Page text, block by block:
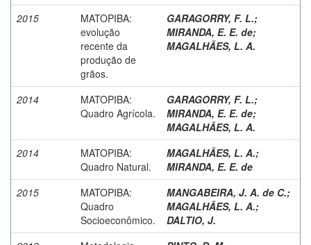
2015
MATOPIBA:
evolução
recente da
produção de
grãos.
GARAGORRY, F. L.;
MIRANDA, E. E. de;
MAGALHÃES, L. A.
2014
MATOPIBA:
Quadro Agrícola.
GARAGORRY, F. L.;
MIRANDA, E. E. de;
MAGALHÃES, L. A.
2014
MATOPIBA:
Quadro Natural.
MAGALHÃES, L. A.;
MIRANDA, E. E. de
2015
MATOPIBA:
Quadro
Socioeconômico.
MANGABEIRA, J. A. de C.;
MAGALHÃES, L. A.;
DALTIO, J.